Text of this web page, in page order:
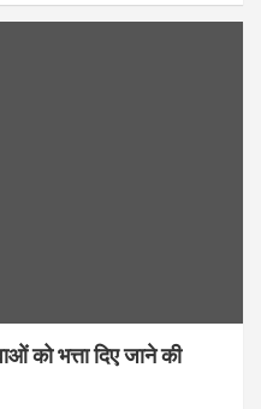
को भत्ता दिए जाने की